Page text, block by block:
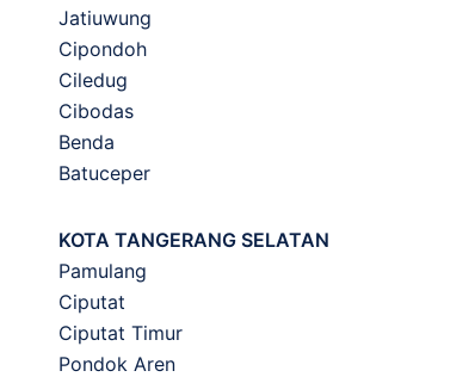
Jatiuwung
Cipondoh
Ciledug
Cibodas
Benda
Batuceper
KOTA TANGERANG SELATAN
Pamulang
Ciputat
Ciputat Timur
Pondok Aren